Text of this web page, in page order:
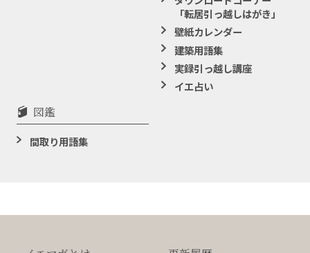
「転居引っ越しはがき」
壁紙カレンダー
建築用語集
実録引っ越し講座
イエ占い
図鑑
間取り用語集